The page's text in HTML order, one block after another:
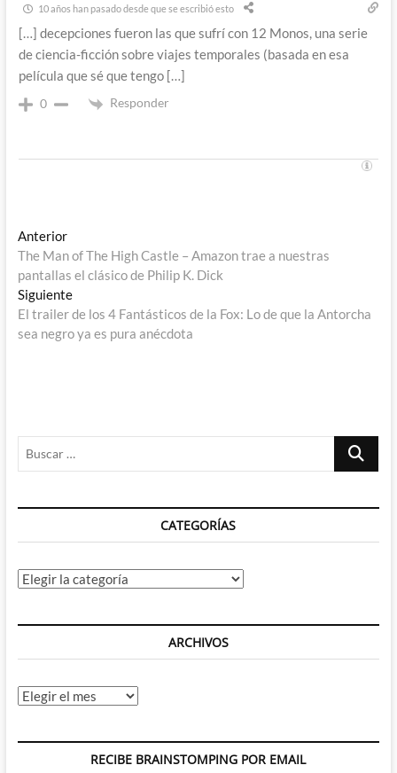
10 años han pasado desde que se escribió esto
[…] decepciones fueron las que sufrí con 12 Monos, una serie
de ciencia-ficción sobre viajes temporales (basada en esa
película que sé que tengo […]
0 Responder
Navegación
de
entradas
AnteriorEntrada
anterior:
The Man of The High Castle – Amazon trae a nuestras
pantallas el clásico de Philip K. Dick
SiguienteEntrada
siguiente:
El trailer de los 4 Fantásticos de la Fox: Lo de que la Antorcha
sea negro ya es pura anécdota
Buscar
CATEGORÍAS
Categorías
ARCHIVOS
Archivos
RECIBE BRAINSTOMPING POR EMAIL